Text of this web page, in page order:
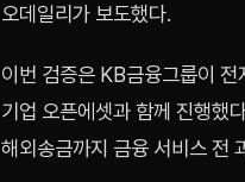
오데일리가 보도했다.
이번 검증은 KB금융그룹이
기업 오픈에셋과 함께 진행했
해외송금까지 금융 서비스 전